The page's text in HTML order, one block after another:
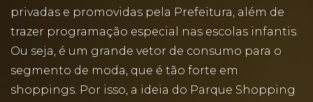
privadas e promovidas pela Prefeitura, além de
trazer programação especial nas escolas infantis.
Ou seja, é um grande vetor de consumo para o
segmento de moda, que é tão forte em
shoppings. Por isso, a ideia do Parque Shopping